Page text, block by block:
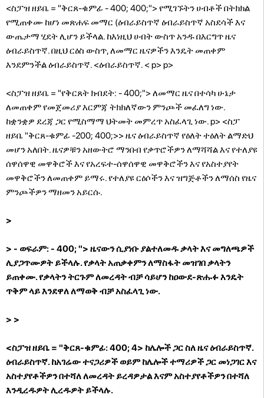
<ስፓዝ ዘይቤ = "ቅርጸ-ቁምፊ - 400; 400;"> የሚገኙትን ሀብቶች በትክክል
የሚጠቀሙ ከሆነ መጽሐፍ መማር (ዕብራይስጥኛ ዕብራይስጥኛ አስደሳች እና
ውጤታማ ሂደት ሊሆን ይችላል. ከእነዚህ ሀብት ውስጥ አንዱ በእርግጥ ዜና
ዕብራይስጥኛ. በዚህ ርዕስ ውስጥ, ለመማር ዜናዎችን እንዴት መጠቀም
እንደምንችል ዕብራይስጥኛ. <ዕብራይስጥኛ. < p> p>
<ስፓዝ ዘይቤ = "የቅርጸት ክብደት: - 400;"> ለመማር ዜና በተሳካ ሁኔታ
ለመጠቀም የመጀመሪያ እርምጃ ትክክለኛውን ምንጮች መፈለግ ነው.
ከቋንቋዎ ደረጃ ጋር የሚስማማ ህትመት መምረጥ አስፈላጊ ነው. p> <ስፓ
ዘይቤ "ቅርጸ-ቁምፊ -200; 400;>> ዜና ዕብራይስጥኛ የዕለት ተዕለት ልማድህ
መሆን አለበት. ዜናዎቹን አዘውትሮ ማንበብ የቃጥሮችዎን ለማሻሻል እና የተለያዩ
ሰዋሰዋዊ መዋቅሮች እና የአረፍተ-ሰዋሰዋዊ መዋቅሮችን እና የአስተያየት
መዋቅሮችን ለመጠቀም ይማሩ. የተለያዩ ርዕሶችን እና ዝግጅቶችን ለማሰስ የዜና
ምንጮችዎን ማዘመን አይርሱ.
>
> - ወፍራም: - 400; "> ዜናውን ሲያነቡ ያልተለመዱ ቃላት እና መግለጫዎች
ሊያጋጥሙዎት ይችላሉ. የቃላት አጠቃቀምን ለማስፋት መዝገበ ቃላትን
ይጠቀሙ. የቃላትን ትርጉም ለመረዳት ብቻ ሳይሆን ከዐውደ-ጽሑፉ እንዴት
ጥቅም ላይ እንደዋለ ለማወቅ ብቻ አስፈላጊ ነው.
> >
<ስፓዝ ዘይቤ = "ቅርጸ-ቁምፊ: 400; 4> ከሌሎች ጋር ስለ ዜና ዕብራይስጥኛ.
ዕብራይስጥኛ. ከአገሬው ተናጋሪዎች ወይም ከሌሎች ተማሪዎች ጋር መነጋገር እና
አስተያየቶችዎን በተሻለ ለመረዳት ይረዳዎታል እናም አስተያየቶችዎን በተሻለ
እንዲረዱዎት ሊረዱዎት ይችላሉ.